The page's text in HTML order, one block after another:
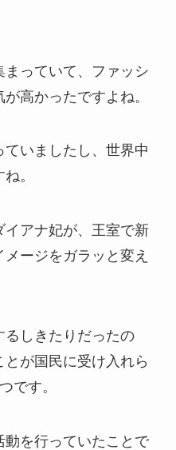
っていて、ファッシ
高かったですよね。
ていました し、世界中
。
アナ妃が、 王室で新
ージをガラッと変え
しきたりだったの
が国民に受け入れら
です。
動を行っていたことで